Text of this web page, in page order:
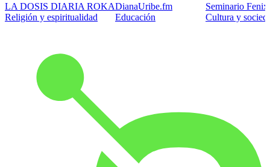
LA DOSIS DIARIA ROKA
Religión y espiritualidad
DianaUribe.fm
Educación
Seminario
Cultura y